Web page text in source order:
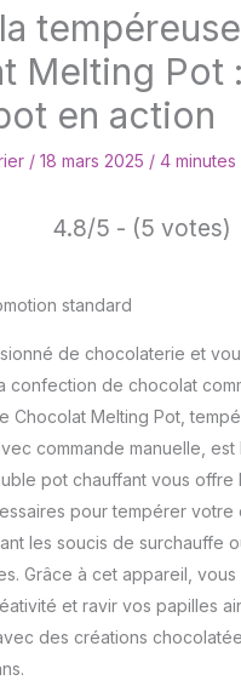
tempéreuse
Melting Pot :
en action
/ 18 mars 2025 / 4
4.8/5 - (5 votes)
de chocolaterie et
confection de chocolat
Chocolat Melting Pot,
commande manuelle, est
pot chauffant vous offre
pour tempérer votre
les soucis de surchauffe
Grâce à cet appareil,
et ravir vos papilles
des créations